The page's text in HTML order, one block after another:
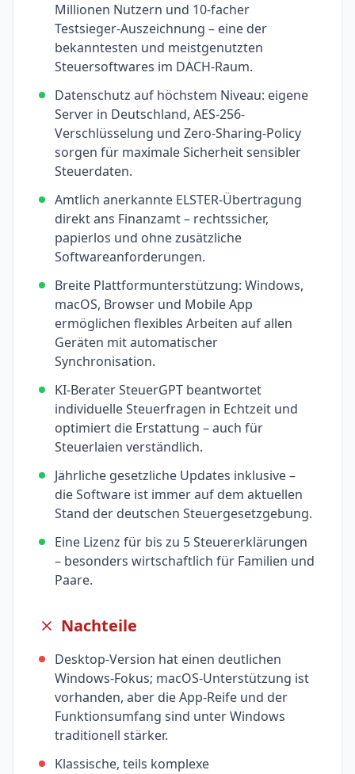
Millionen Nutzern und 10-facher
Testsieger-Auszeichnung – eine der
bekanntesten und meistgenutzten
Steuersoftwares im DACH-Raum.
Datenschutz auf höchstem Niveau: eigene
Server in Deutschland, AES-256-
Verschlüsselung und Zero-Sharing-Policy
sorgen für maximale Sicherheit sensibler
Steuerdaten.
Amtlich anerkannte ELSTER-Übertragung
direkt ans Finanzamt – rechtssicher,
papierlos und ohne zusätzliche
Softwareanforderungen.
Breite Plattformunterstützung: Windows,
macOS, Browser und Mobile App
ermöglichen flexibles Arbeiten auf allen
Geräten mit automatischer
Synchronisation.
KI-Berater SteuerGPT beantwortet
individuelle Steuerfragen in Echtzeit und
optimiert die Erstattung – auch für
Steuerlaien verständlich.
Jährliche gesetzliche Updates inklusive –
die Software ist immer auf dem aktuellen
Stand der deutschen Steuergesetzgebung.
Eine Lizenz für bis zu 5 Steuererklärungen
– besonders wirtschaftlich für Familien und
Paare.
Nachteile
Desktop-Version hat einen deutlichen
Windows-Fokus; macOS-Unterstützung ist
vorhanden, aber die App-Reife und der
Funktionsumfang sind unter Windows
traditionell stärker.
Klassische, teils komplexe